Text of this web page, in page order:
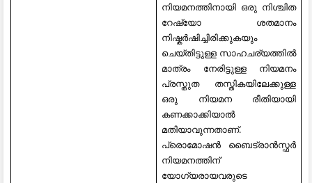
നിയമനത്തിനായി ഒരു നിശ്ചിത
റേഷ്യോ ശതമാനം
നിഷ്കർഷിച്ചിരിക്കുകയും
ചെയ്തിട്ടുള്ള സാഹചര്യത്തിൽ
മാത്രം നേരിട്ടുള്ള നിയമനം
പ്രസ്തുത തസ്തികയിലേക്കുള്ള
ഒരു നിയമന രീതിയായി
കണക്കാക്കിയാൽ
മതിയാവുന്നതാണ്.
പ്രൊമോഷൻ ബൈട്രാൻസ്ഫർ
നിയമനത്തിന്
യോഗ്യരായവരുടെ